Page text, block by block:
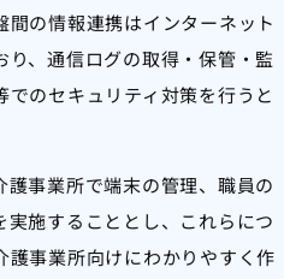
の情報連携はインターネット
、通信ログの取得・保管・監
のセキュリティ対策を行うと
事業所で端末の管理、職員の
施することとし、これらにつ
護事業所向けにわかりやすく作